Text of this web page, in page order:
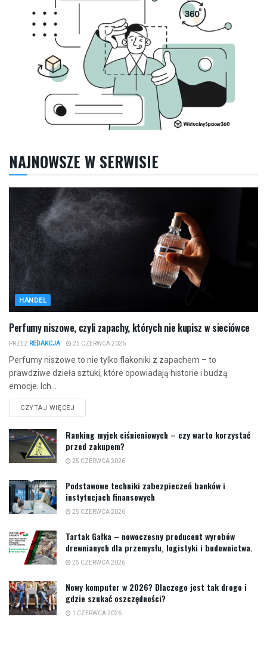
NAJNOWSZE W SERWISIE
HANDEL
Perfumy niszowe, czyli zapachy, których nie kupisz w sieciówce
PRZEZ REDAKCJA 25 CZERWCA 2026
Perfumy niszowe to nie tylko flakoniki z zapachem – to
prawdziwe dzieła sztuki, które opowiadają historie i budzą
emocje. Ich...
CZYTAJ WIĘCEJ
Ranking myjek ciśnieniowych – czy warto korzystać
przed zakupem?
25 CZERWCA 2026
Podstawowe techniki zabezpieczeń banków i
instytucjach finansowych
25 CZERWCA 2026
Tartak Gałka – nowoczesny producent wyrobów
drewnianych dla przemysłu, logistyki i budownictwa.
25 CZERWCA 2026
Nowy komputer w 2026? Dlaczego jest tak drogo i
gdzie szukać oszczędności?
1 CZERWCA 2026